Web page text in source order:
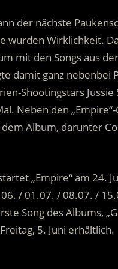
der nächste
wurden Wirklichkeit.
mit den Songs aus
damit ganz nebenbei
Shootingstars
Neben den
Album, darunter
„Empire“ am 24.
/ 01.07. / 08.07. /
Song des Albums,
5. Juni erhältlich.